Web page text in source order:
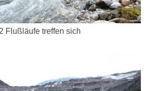
2 Flußläufe treffen sich